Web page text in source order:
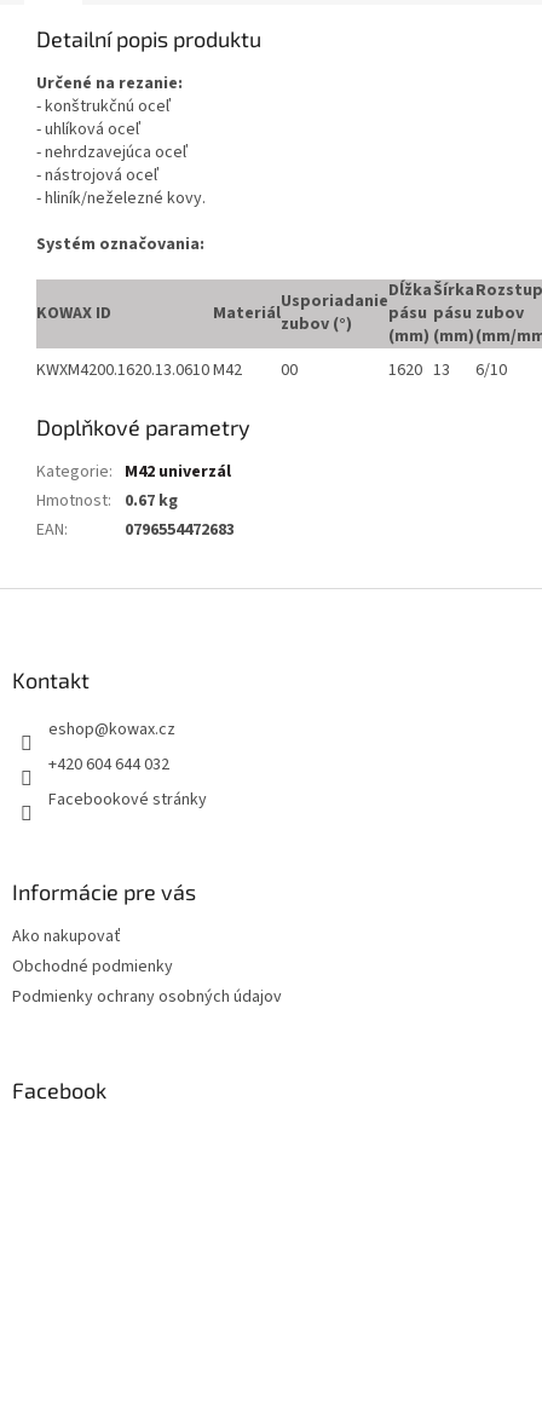
Detailní popis produktu
Určené na rezanie:
- konštrukčnú oceľ
- uhlíková oceľ
- nehrdzavejúca oceľ
- nástrojová oceľ
- hliník/neželezné kovy.
Systém označovania:
KOWAX ID MateriálUsporiadanie
zubov (°)
Dĺžka
pásu
(mm)
Šírka
pásu
(mm)
Rozstup
zubov
(mm/
KWXM4200.1620.13.0610M42 00 1620 13 6/10
Doplňkové parametry
Kategorie: M42 univerzál
Hmotnost:
0.67 kg
EAN: 0796554472683
Kontakt
eshop@kowax.cz
+420 604 644 032
Facebookové stránky
Informácie pre vás
Ako nakupovať
Obchodné podmienky
Podmienky ochrany osobných údajov
Facebook